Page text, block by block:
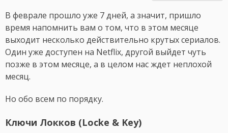
В феврале прошло уже 7 дней, а значит, пришло
время напомнить вам о том, что в этом месяце
выходит несколько действительно крутых сериалов.
Один уже доступен на Netflix, другой выйдет чуть
позже в этом месяце, а в целом нас ждет неплохой
месяц.
Но обо всем по порядку.
Ключи Локков (Locke & Key)